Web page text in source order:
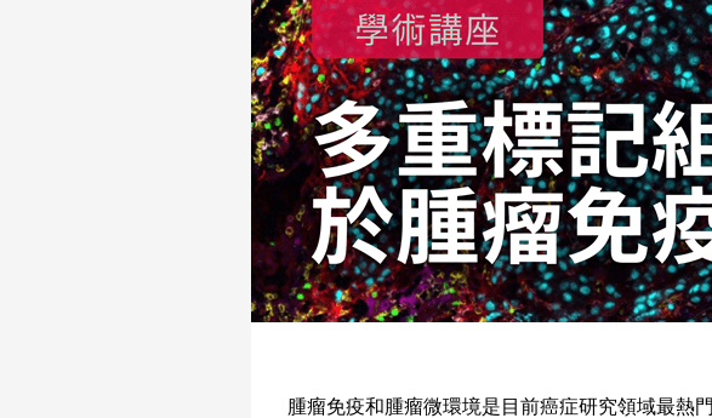
腫瘤免疫和腫瘤微環境是目前癌症研究領域最熱